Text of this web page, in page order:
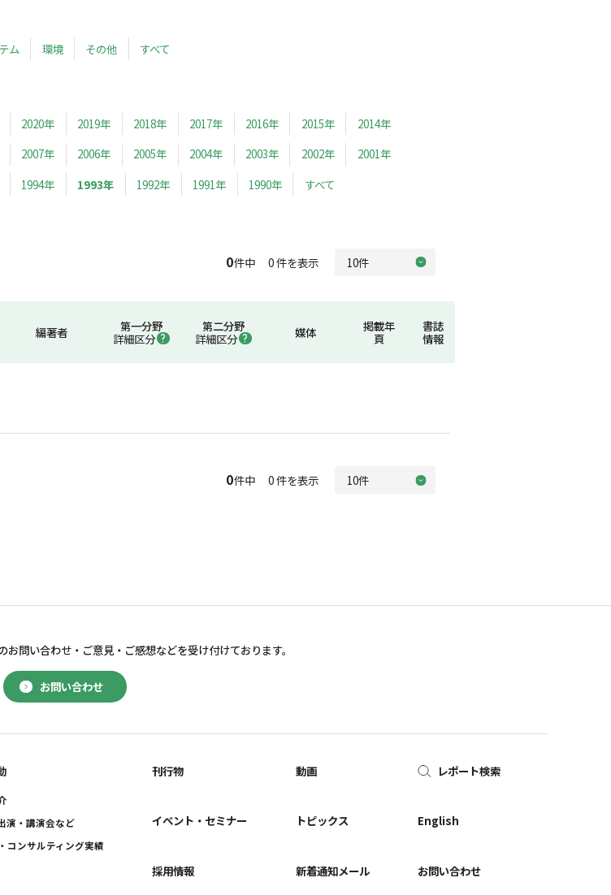
ム 環境 その他 すべて
2020年 2019年 2018年 2017年 2016年 2015年
2014年
2007年 2006年 2005年 2004年 2003年 2002年
2001年
1994年 1993年 1992年 1991年 1990年 すべて
0件中 0 件を表示
編著者
第一分野
詳細区分
第二分野
詳細区分
媒体
掲載年
頁
書誌
情報
0件中 0 件を表示
お問い合わせ
お問い合わせ・ ご意見・ご感想などを受け付けております。
演・講演会など
コンサルティング実績
刊行物
イベント・セミナー
採用情報
動画
トピックス
新着通知メール
レポート検索
English
お問い合わせ